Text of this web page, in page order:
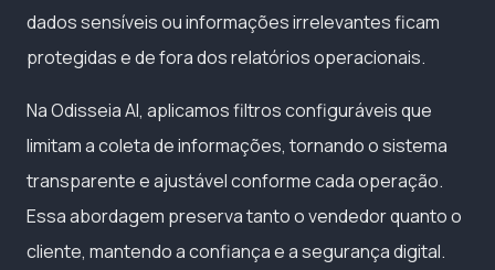
dados sensíveis ou informações irrelevantes ficam
protegidas e de fora dos relatórios operacionais.
Na Odisseia AI, aplicamos filtros configuráveis que
limitam a coleta de informações, tornando o sistema
transparente e ajustável conforme cada operação.
Essa abordagem preserva tanto o vendedor quanto o
cliente, mantendo a confiança e a segurança digital.